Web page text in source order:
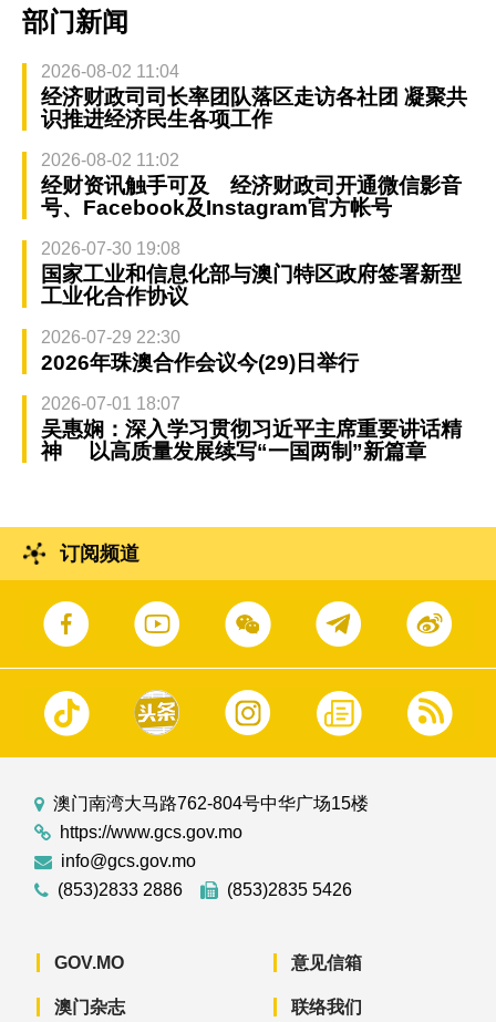
部门新闻
2026-08-02 11:04
经济财政司司长率团队落区走访各社团 凝聚共
识推进经济民生各项工作
2026-08-02 11:02
经财资讯触手可及 经济财政司开通微信影音
号、Facebook及Instagram官方帐号
2026-07-30 19:08
国家工业和信息化部与澳门特区政府签署新型
工业化合作协议
2026-07-29 22:30
2026年珠澳合作会议今(29)日举行
2026-07-01 18:07
吴惠娴：深入学习贯彻习近平主席重要讲话精
神 以高质量发展续写“一国两制”新篇章
订阅频道
澳门南湾大马路762-804号中华广场15楼
https://www.gcs.gov.mo
info@gcs.gov.mo
(853)2833 2886
(853)2835 5426
GOV.MO
澳门杂志
意见信箱
联络我们